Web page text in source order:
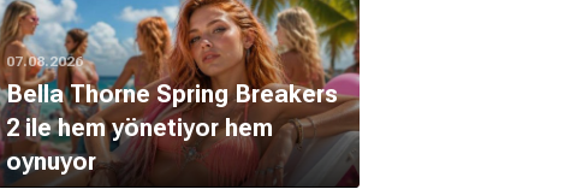
07.08.2026
Bella Thorne Spring Breakers
2 ile hem yönetiyor hem
oynuyor